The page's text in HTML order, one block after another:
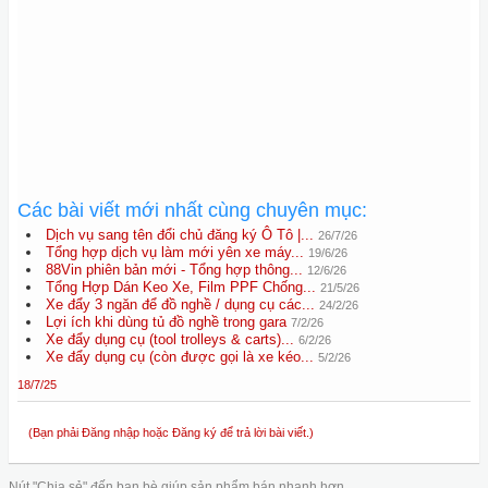
Các bài viết mới nhất cùng chuyên mục:
Dịch vụ sang tên đổi chủ đăng ký Ô Tô |... 26/7/26
Tổng hợp dịch vụ làm mới yên xe máy... 19/6/26
88Vin phiên bản mới - Tổng hợp thông... 12/6/26
Tổng Hợp Dán Keo Xe, Film PPF Chống... 21/5/26
Xe đẩy 3 ngăn để đồ nghề / dụng cụ các... 24/2/26
Lợi ích khi dùng tủ đồ nghề trong gara 7/2/26
Xe đẩy dụng cụ (tool trolleys & carts)... 6/2/26
Xe đẩy dụng cụ (còn được gọi là xe kéo... 5/2/26
18/7/25
(Bạn phải Đăng nhập hoặc Đăng ký để trả lời bài viết.)